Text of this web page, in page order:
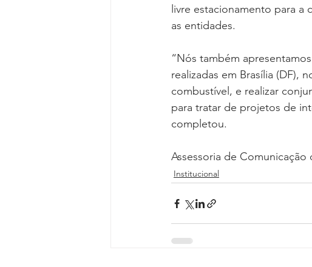
livre estacionamento para
as entidades.
“Nós também
realizadas em Brasília (DF),
combustível, e realizar
para tratar de projetos de
completou.
Assessoria de
Institucional